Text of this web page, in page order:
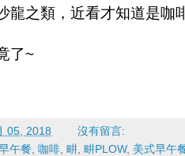
龍之類，近看才知道是咖
了~
05, 2018
沒有留言:
午餐 咖啡 畊 畊PLOW, 美式早午